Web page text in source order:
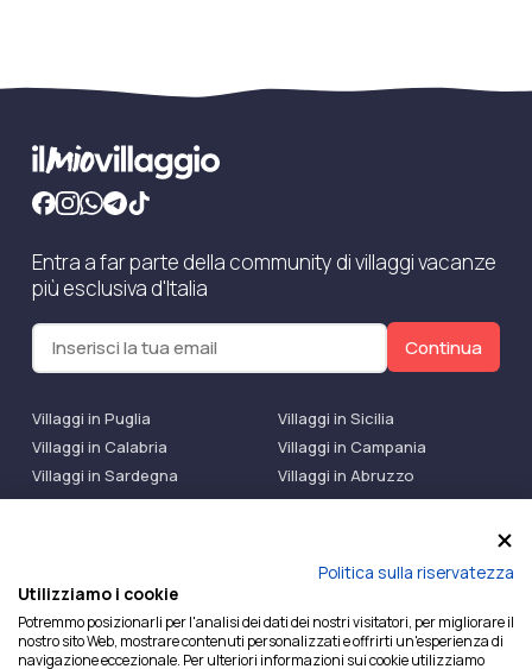
Entra a far parte della community di villaggi vacanze
più esclusiva d'Italia
Continua
Villaggi in Puglia
Villaggi in Sicilia
Villaggi in Calabria
Villaggi in Campania
Villaggi in Sardegna
Villaggi in Abruzzo
Villaggi Bluserena
Villaggi TH Resort
Ilmiovillaggio è un marchio di Ekiwi S.r.l.
Licenza Agenzia Viaggi e Turismo n° 2015/0133251 del
Politica sulla riservatezza
Utilizziamo i cookie
Potremmo posizionarli per l'analisi dei dati dei nostri visitatori, per migliorare il
nostro sito Web, mostrare contenuti personalizzati e offrirti un'esperienza di
navigazione eccezionale. Per ulteriori informazioni sui cookie utilizziamo